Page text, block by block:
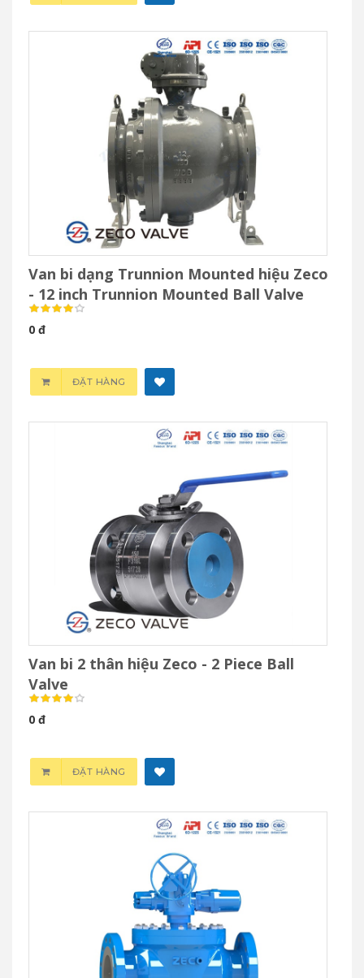
Van bi dạng Trunnion Mounted hiệu Zeco
- 12 inch Trunnion Mounted Ball Valve
0 đ
ĐẶT HÀNG
Van bi 2 thân hiệu Zeco - 2 Piece Ball
Valve
0 đ
ĐẶT HÀNG